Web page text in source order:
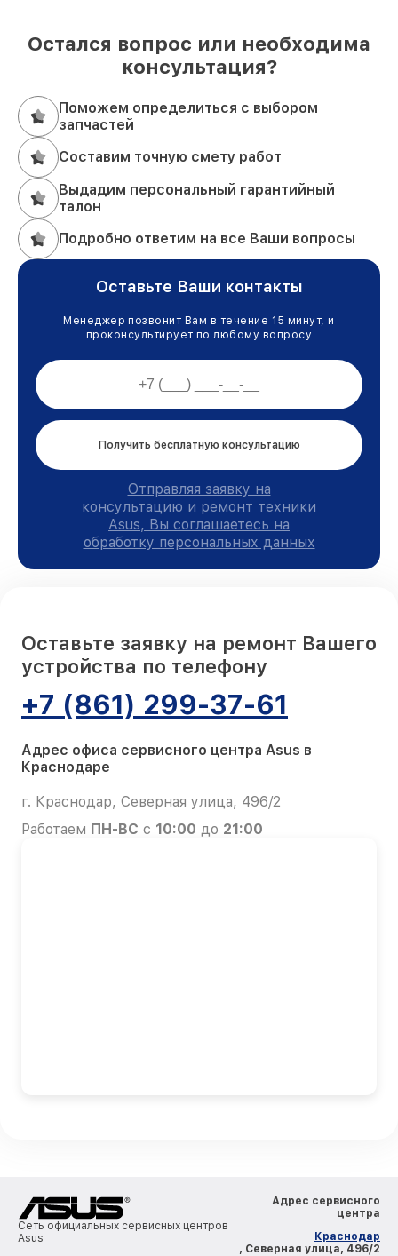
Остался вопрос или необходима
консультация?
Поможем определиться с выбором
запчастей
Составим точную смету работ
Выдадим персональный гарантийный
талон
Подробно ответим на все Ваши вопросы
Оставьте Ваши контакты
Менеджер позвонит Вам в течение 15 минут, и
проконсультирует по любому вопросу
Получить бесплатную консультацию
Отправляя заявку на
консультацию и ремонт техники
Asus, Вы соглашаетесь на
обработку персональных данных
Оставьте заявку на ремонт Вашего
устройства по телефону
+7 (861) 299-37-61
Адрес офиса сервисного центра Asus в
Краснодаре
г. Краснодар, Северная улица, 496/2
Работаем ПН-ВС с 10:00 до 21:00
Сеть официальных сервисных центров
Asus
Адрес сервисного
центра
Краснодар
, Северная улица, 496/2